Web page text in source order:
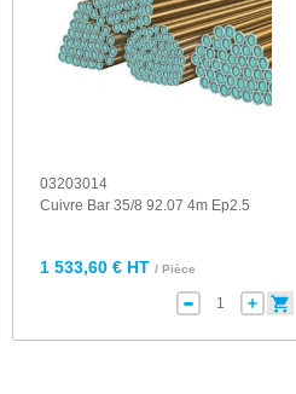
03203014
Cuivre Bar 35/8 92.07 4m Ep2.5
1 533,60 € HT / Pièce